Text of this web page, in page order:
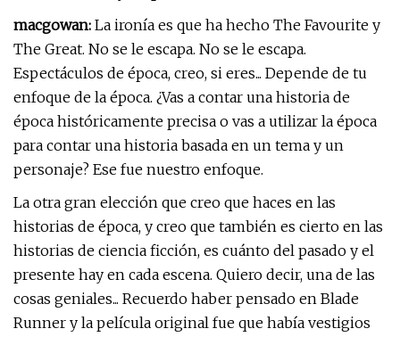
macgowan: La ironía es que ha hecho The Favourite y
The Great. No se le escapa. No se le escapa.
Espectáculos de época, creo, si eres... Depende de tu
enfoque de la época. ¿Vas a contar una historia de
época históricamente precisa o vas a utilizar la época
para contar una historia basada en un tema y un
personaje? Ese fue nuestro enfoque.
La otra gran elección que creo que haces en las
historias de época, y creo que también es cierto en las
historias de ciencia ficción, es cuánto del pasado y el
presente hay en cada escena. Quiero decir, una de las
cosas geniales... Recuerdo haber pensado en Blade
Runner y la película original fue que había vestigios